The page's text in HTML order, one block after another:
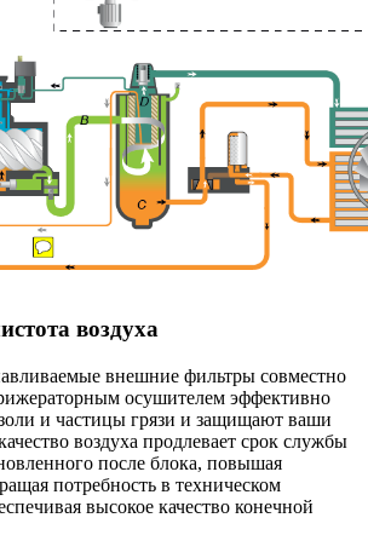
воздуха
внешние фильтры совместно
осушителем эффективно
и частицы грязи и защищают ваши
воздуха продлевает срок службы
после блока, повышая
потребность в техническом
высокое качество конечной